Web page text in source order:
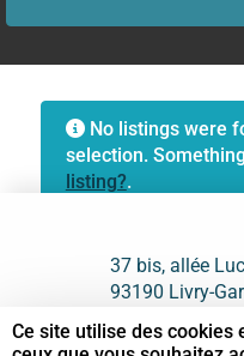
No listings were
selection.
listing?.
37 bis, allée
93190 Livry-
06 61 87 28 09
Ce site utilise des cookies